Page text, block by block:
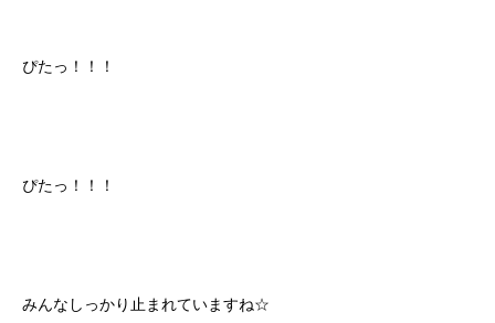
ぴたっ！！！
ぴたっ！！！
みんなしっかり止まれていますね☆